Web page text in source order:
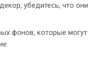
убедитесь, что они
фонов, которые могут